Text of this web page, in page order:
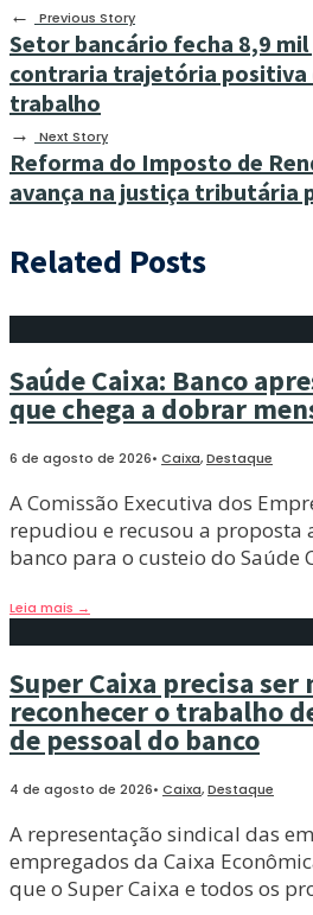
←
Previous Story
Setor bancário fecha 8,9
contraria trajetória positiva
trabalho
→ Next Story
Reforma do Imposto de
avança na justiça tributária
Related Posts
Saúde Caixa: Banco
que chega a dobrar
6 de agosto de 2026• Caixa,Destaque
A Comissão Executiva dos
repudiou e recusou a proposta
banco para o custeio do Saúde
Leia mais →
Super Caixa precisa ser
reconhecer o trabalho
de pessoal do banco
4 de agosto de 2026• Caixa,Destaque
A representação sindical das
empregados da Caixa
que o Super Caixa e todos os